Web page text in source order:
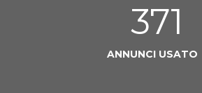
371
ANNUNCI USATO